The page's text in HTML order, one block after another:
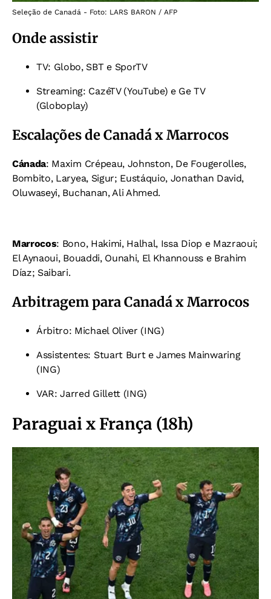
Seleção de Canadá - Foto: LARS BARON / AFP
Onde assistir
TV: Globo, SBT e SporTV
Streaming: CazéTV (YouTube) e Ge TV
(Globoplay)
Escalações de Canadá x Marrocos
Cánada: Maxim Crépeau, Johnston, De Fougerolles,
Bombito, Laryea, Sigur; Eustáquio, Jonathan David,
Oluwaseyi, Buchanan, Ali Ahmed.
Marrocos: Bono, Hakimi, Halhal, Issa Diop e Mazraoui;
El Aynaoui, Bouaddi, Ounahi, El Khannouss e Brahim
Díaz; Saibari.
Arbitragem para Canadá x Marrocos
Árbitro: Michael Oliver (ING)
Assistentes: Stuart Burt e James Mainwaring
(ING)
VAR: Jarred Gillett (ING)
Paraguai x França (18h)